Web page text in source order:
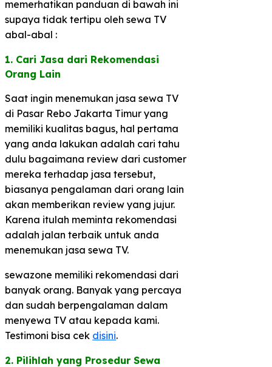
memerhatikan panduan di bawah ini
supaya tidak tertipu oleh sewa TV
abal-abal :
1. Cari Jasa dari Rekomendasi
Orang Lain​
Saat ingin menemukan jasa sewa TV
di Pasar Rebo Jakarta Timur yang
memiliki kualitas bagus, hal pertama
yang anda lakukan adalah cari tahu
dulu bagaimana review dari customer
mereka terhadap jasa tersebut,
biasanya pengalaman dari orang lain
akan memberikan review yang jujur.
Karena itulah meminta rekomendasi
adalah jalan terbaik untuk anda
menemukan jasa sewa TV.
sewazone memiliki rekomendasi dari
banyak orang. Banyak yang percaya
dan sudah berpengalaman dalam
menyewa TV atau kepada kami.
Testimoni bisa cek disini.
2. Pilihlah yang Prosedur Sewa